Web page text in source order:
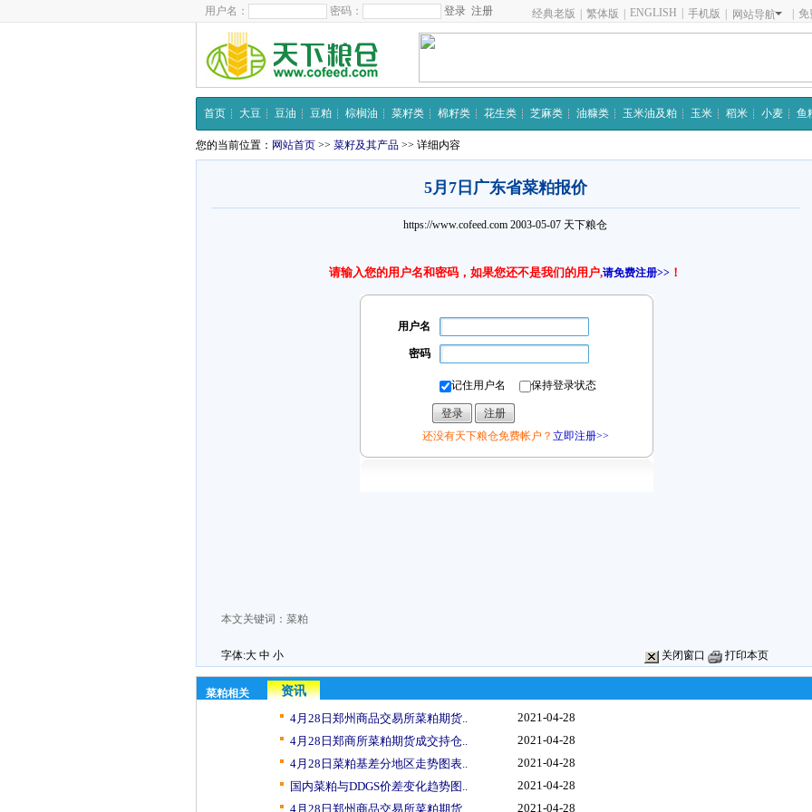
用户名： 密码： 注册 经典老版 繁体版 ENGLISH 手机版 网站导航 免
首页 大豆 豆油 豆粕 棕榈油 菜籽类 棉籽类 花生类 芝麻类 油糠类 玉米油及粕 玉米 稻米 小麦 鱼
您的当前位置： 网站首页 >> 菜籽及其产品 >> 详细内容
5月7日广东省菜粕报价
https://www.cofeed.com 2003-05-07 天下粮仓
请输入您的用户名和密码，如果您还不是我们的用户,请免费注册>> ！
用户名
密码
记住用户名 保持登录状态
还没有天下粮仓免费帐户？ 立即注册>>
本文关键词： 菜粕
字体:大 中 小 关闭窗口 打印本页
菜粕相关
资讯
4月28日郑州商品交易所菜粕期货..
2021-04-28
4月28日郑商所菜粕期货成交持仓..
2021-04-28
4月28日菜粕基差分地区走势图表..
2021-04-28
国内菜粕与DDGS价差变化趋势图..
2021-04-28
4月28日郑州商品交易所菜粕期货..
2021-04-28